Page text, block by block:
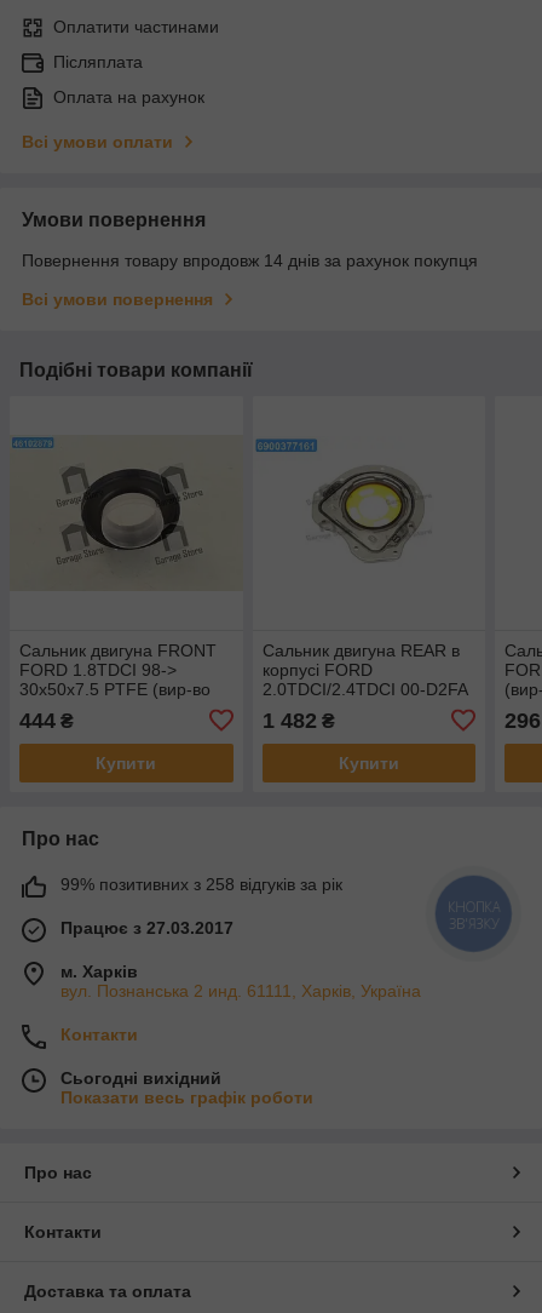
Оплатити частинами
Післяплата
Оплата на рахунок
Всі умови оплати
Умови повернення
Повернення товару впродовж 14 днів за рахунок покупця
Всі умови повернення
Подібні товари компанії
Сальник двигуна FRONT
FORD 1.8TDCI 98->
30x50x7.5 PTFE (вир-во
444 ₴
Купити
Сальник двигуна REAR в
корпусі FORD
2.0TDCI/2.4TDCI 00-D2FA
100X196/215X15.5 (вир-во
Corteco) 19036539B
1 482 ₴
Купити
296
Про нас
99% позитивних з 258 відгуків за рік
Працює з 27.03.2017
м. Харків
вул. Познанська 2 инд. 61111, Харків, Україна
Контакти
Сьогодні вихідний
Показати весь графік роботи
Про нас
Контакти
Доставка та оплата
КНОПКА
ЗВ'ЯЗКУ